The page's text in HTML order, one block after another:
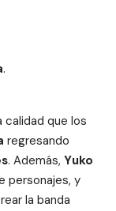
.
calidad que los
regresando
. Además, Yuko
personajes, y
la banda